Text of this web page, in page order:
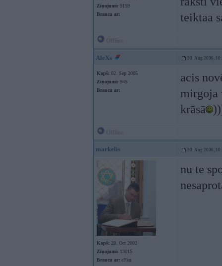
Ziņojumi: 9159
Braucu ar:
teiktaa
AleXs 30. Aug 2006,
Kopš: 02. Sep 2005
Ziņojumi: 945
Braucu ar:
acis
mirgoja
krāsā
markelis 30. Aug 2006,
Kopš: 28. Oct 2002
Ziņojumi: 13015
Braucu ar: eFku
nu te